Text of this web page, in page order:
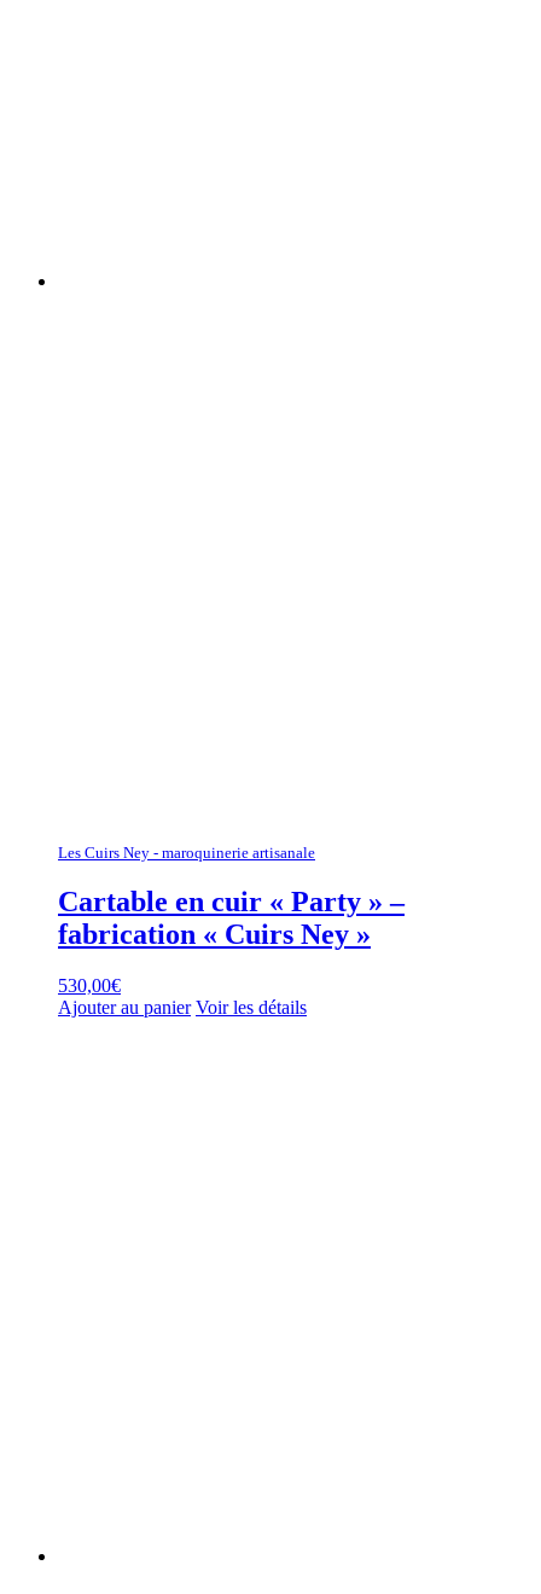
Les Cuirs Ney - maroquinerie artisanale
Cartable en cuir « Party » –
fabrication « Cuirs Ney »
530,00€
Ajouter au panier Voir les détails